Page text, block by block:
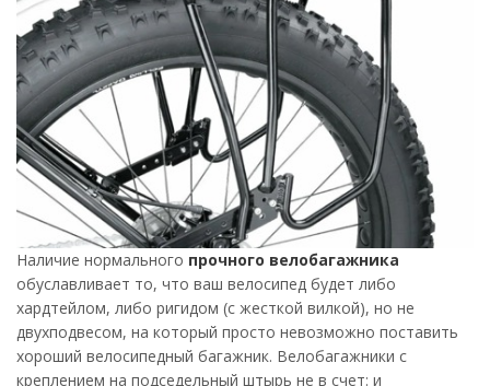
Наличие нормального прочного велобагажника
обуславливает то, что ваш велосипед будет либо
хардтейлом, либо ригидом (с жесткой вилкой), но не
двухподвесом, на который просто невозможно поставить
хороший велосипедный багажник. Велобагажники с
креплением на подседельный штырь не в счет: и